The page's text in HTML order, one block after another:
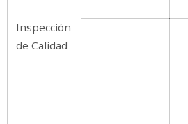
Inspección
de Calidad